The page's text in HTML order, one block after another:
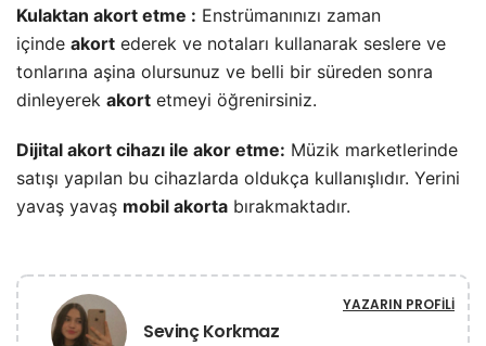
Kulaktan akort etme : Enstrümanınızı zaman
içinde akort ederek ve notaları kullanarak seslere ve
tonlarına aşina olursunuz ve belli bir süreden sonra
dinleyerek akort etmeyi öğrenirsiniz.
Dijital akort cihazı ile akor etme: Müzik marketlerinde
satışı yapılan bu cihazlarda oldukça kullanışlıdır. Yerini
yavaş yavaş mobil akorta bırakmaktadır.
Sevinç Korkmaz
YAZARIN PROFILI